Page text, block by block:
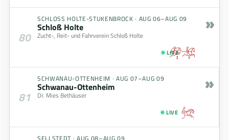
80
SCHLOSS HOLTE-STUKENBROCK · AUG 06–AUG 09
Schloß Holte
Zucht-, Reit- und Fahrverein Schloß Holte
LIVE
»
81
SCHWANAU-OTTENHEIM · AUG 07–AUG 09
Schwanau-Ottenheim
Dr. Mies Bethäuser
LIVE
»